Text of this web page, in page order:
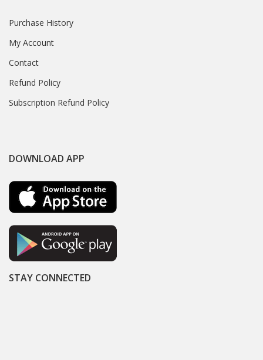
Purchase History
My Account
Contact
Refund Policy
Subscription Refund Policy
DOWNLOAD APP
STAY CONNECTED